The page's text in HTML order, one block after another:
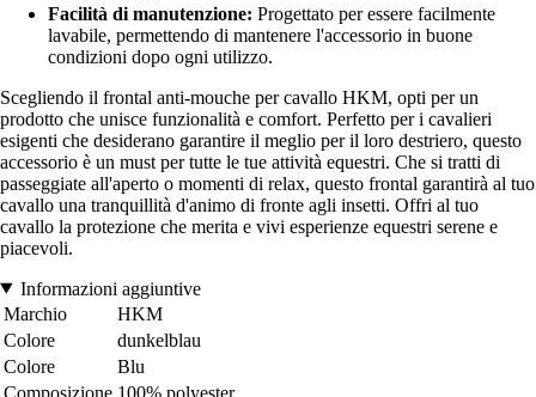
Facilità di manutenzione: Progettato per essere facilmente
lavabile, permettendo di mantenere l'accessorio in buone
condizioni dopo ogni utilizzo.
Scegliendo il frontal anti-mouche per cavallo HKM, opti per un
prodotto che unisce funzionalità e comfort. Perfetto per i cavalieri
esigenti che desiderano garantire il meglio per il loro destriero, questo
accessorio è un must per tutte le tue attività equestri. Che si tratti di
passeggiate all'aperto o momenti di relax, questo frontal garantirà al tuo
cavallo una tranquillità d'animo di fronte agli insetti. Offri al tuo
cavallo la protezione che merita e vivi esperienze equestri serene e
piacevoli.
Informazioni aggiuntive
Marchio
HKM
Colore
dunkelblau
Colore
Blu
Composizione 100% polyester